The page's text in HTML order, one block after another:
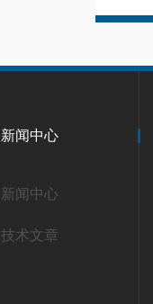
新闻中心
新闻中心
技术文章